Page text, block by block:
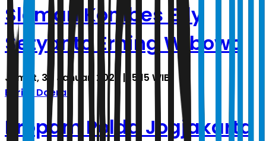
Sleman Kombes Edy
Setyanto Erning Wibowo
Jumat, 30 Januari 2026 | 15.15 WIB
Berita Daerah
Propam Polda Jogjakarta